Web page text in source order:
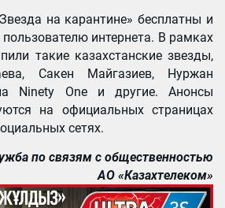
на карантине» бесплатны и
интернета. В рамках
такие казахстанские звезды,
Сакен Майгазиев, Нуржан
Ninety One и другие. Анонсы
на официальных страницах
сетях.
по связям с общественностью
АО «Казахтелеком»